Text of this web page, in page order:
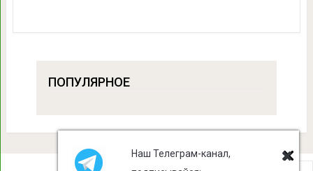
ПОПУЛЯРНОЕ
Наш Телеграм-канал,